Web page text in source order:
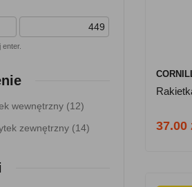
wewnętrzny (12)
zewnętrzny (14) 37.00